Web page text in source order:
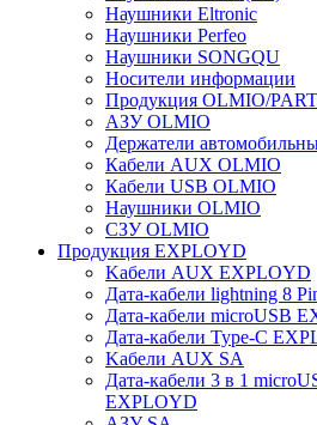
Наушники Eltronic
Наушники Perfeo
Наушники SONGQU
Носители информации
Продукция OLMIO/
АЗУ OLMIO
Держатели
Кабели AUX OLMIO
Кабели USB OLMIO
Наушники OLMIO
СЗУ OLMIO
Продукция EXPLOYD
Kабели AUX EXPLOYD
Дата-кабели lightning 8
Дата-кабели microUSB
Дата-кабели Type-C
Kабели AUX SA
Дата-кабели 3 в 1
EXPLOYD